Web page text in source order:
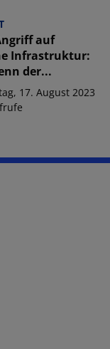
auf
Infrastruktur:
der...
17. August 2023